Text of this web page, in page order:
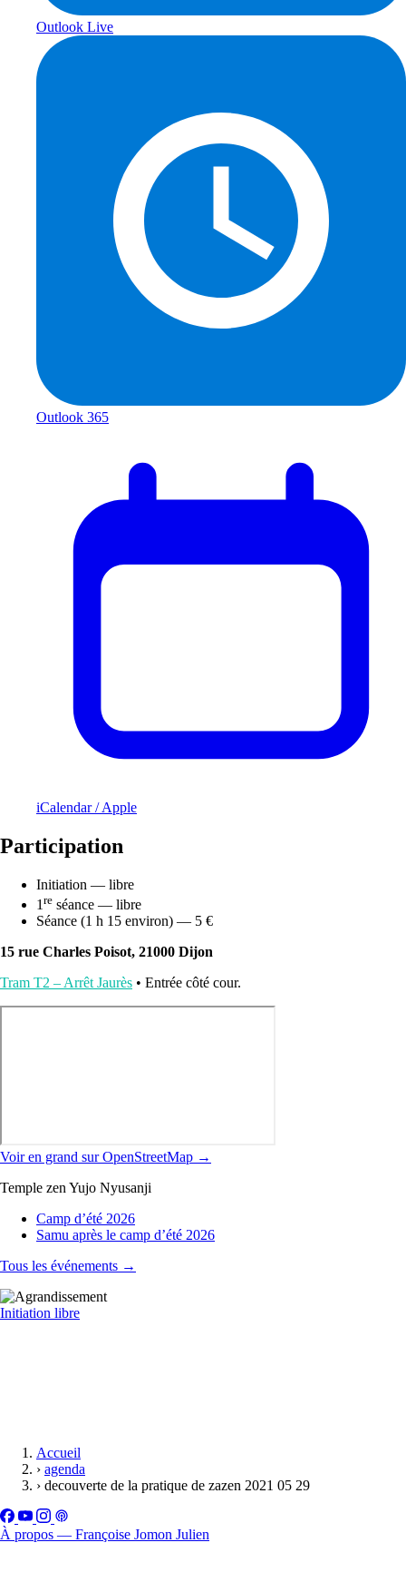
Outlook Live
Outlook 365
iCalendar / Apple
Participation
Initiation — libre
1 re séance — libre
Séance (1 h 15 environ) — 5 €
15 rue Charles Poisot, 21000 Dijon
Tram T2 – Arrêt Jaurès • Entrée côté cour.
Voir en grand sur OpenStreetMap →
Temple zen Yujo Nyusanji
Camp d’été 2026
Samu après le camp d’été 2026
Tous les événements →
Initiation libre
Accueil
› agenda
› decouverte de la pratique de zazen 2021 05 29
À propos — Françoise Jomon Julien